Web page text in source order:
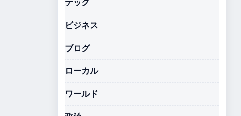
ビジネス
ブログ
ローカル
ワールド